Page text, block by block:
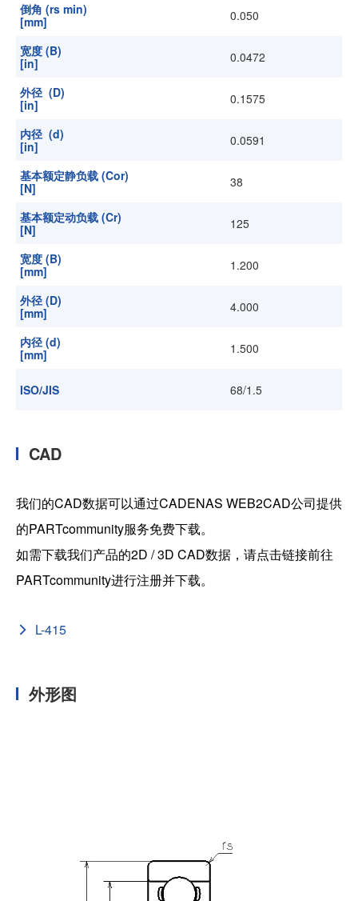
倒角 (rs min)
[mm]
0.050
宽度 (B)
[in]
0.0472
外径 (D)
[in]
0.1575
内径 (d)
[in]
0.0591
基本额定静负载 (Cor)
[N]
38
基本额定动负载 (Cr)
[N]
125
宽度 (B)
[mm]
1.200
外径 (D)
[mm]
4.000
内径 (d)
[mm]
1.500
ISO/JIS 68/1.5
CAD
我们的CAD数据可以通过CADENAS WEB2CAD公司提供
的PARTcommunity服务免费下载。
如需下载我们产品的2D / 3D CAD数据，请点击链接前往
PARTcommunity进行注册并下载。
L-415
外形图